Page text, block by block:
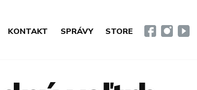
KONTAKT SPRÁVY STORE